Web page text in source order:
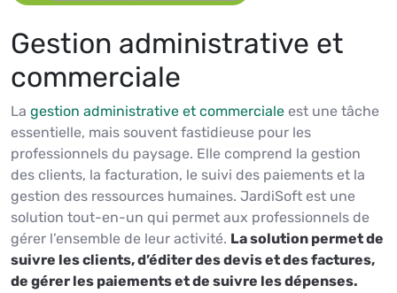
Gestion administrative et
commerciale
La gestion administrative et commerciale est une tâche
essentielle, mais souvent fastidieuse pour les
professionnels du paysage. Elle comprend la gestion
des clients, la facturation, le suivi des paiements et la
gestion des ressources humaines. JardiSoft est une
solution tout-en-un qui permet aux professionnels de
gérer l’ensemble de leur activité. La solution permet de
suivre les clients, d’éditer des devis et des factures,
de gérer les paiements et de suivre les dépenses.